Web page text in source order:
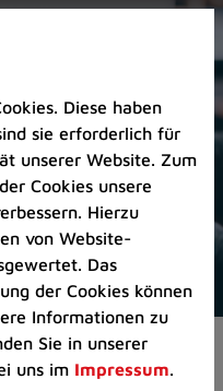
Diese haben
sie erforderlich für
unserer Website. Zum
Cookies unsere
Hierzu
von Website-
Das
der Cookies können
Informationen zu
Sie in unserer
uns im Impressum.